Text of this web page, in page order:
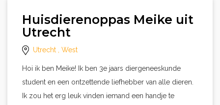
Huisdierenoppas Meike uit
Utrecht
Utrecht , West
Hoi ik ben Meike! Ik ben 3e jaars diergeneeskunde
student en een ontzettende liefhebber van alle dieren.
Ik zou het erg leuk vinden iemand een handje te